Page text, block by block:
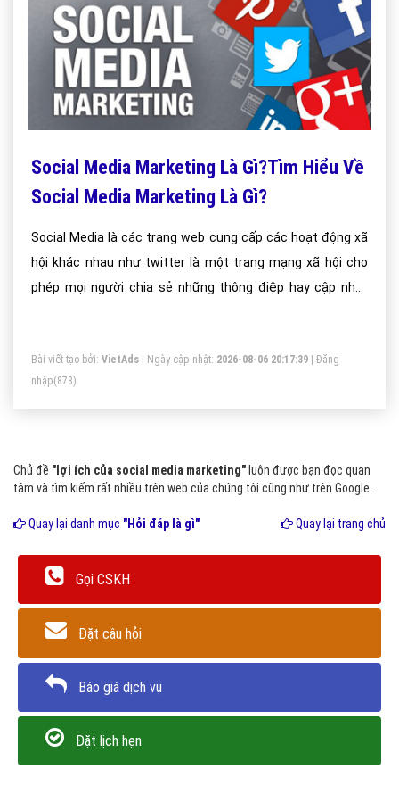
Social Media Marketing Là Gì?Tìm Hiểu Về
Social Media Marketing Là Gì?
Social Media là các trang web cung cấp các hoạt động xã
hội khác nhau như twitter là một trang mạng xã hội cho
phép mọi người chia sẻ những thông điệp hay cập nhật
chia sẻ hình ảnh, sự kiện và nhiều sự kiện khác nhau.
Bài viết tạo bởi: VietAds | Ngày cập nhật: 2026-08-06 20:17:39
Đăng
nhập(878)
Chủ đề "lợi ích của social media marketing" luôn được bạn đọc quan
tâm và tìm kiếm rất nhiều trên web của chúng tôi cũng như trên Google.
Quay lại danh mục "Hỏi đáp là gì" Quay lại trang chủ
Gọi CSKH
Đặt câu hỏi
Báo giá dịch vụ
Đặt lịch hẹn